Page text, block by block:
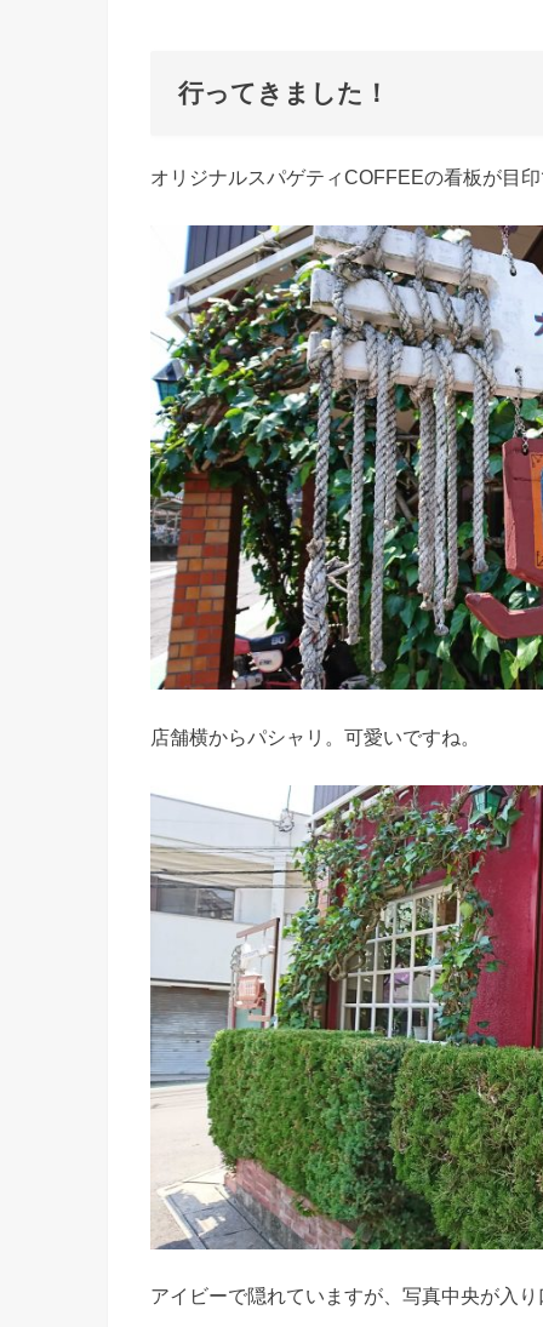
行ってきました！
オリジナルスパゲティCOFFEEの看板が目
店舗横からパシャリ。可愛いですね。
アイビーで隠れていますが、写真中央が入